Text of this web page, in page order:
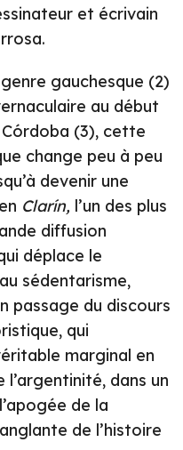
et écrivain
gauchesque (2)
au début
(3), cette
change peu à peu
devenir une
Clarín, l’un des plus
diffusion
déplace le
sédentarisme,
passage du discours
qui
marginal en
dans un
de la
de l’histoire